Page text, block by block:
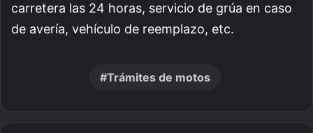
carretera las 24 horas, servicio de grúa en caso
de avería, vehículo de reemplazo, etc.
Trámites de motos